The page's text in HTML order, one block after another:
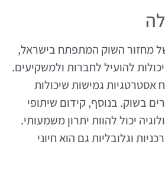
מחזור השוק המתפתח בישראל,
להועיל לחברות ולמשקיעים.
גמישות שיכולות
בשוק. בנוסף, קידום שיתופי
יכול להוות יתרון משמעותי.
וגלובליות גם הוא חיוני